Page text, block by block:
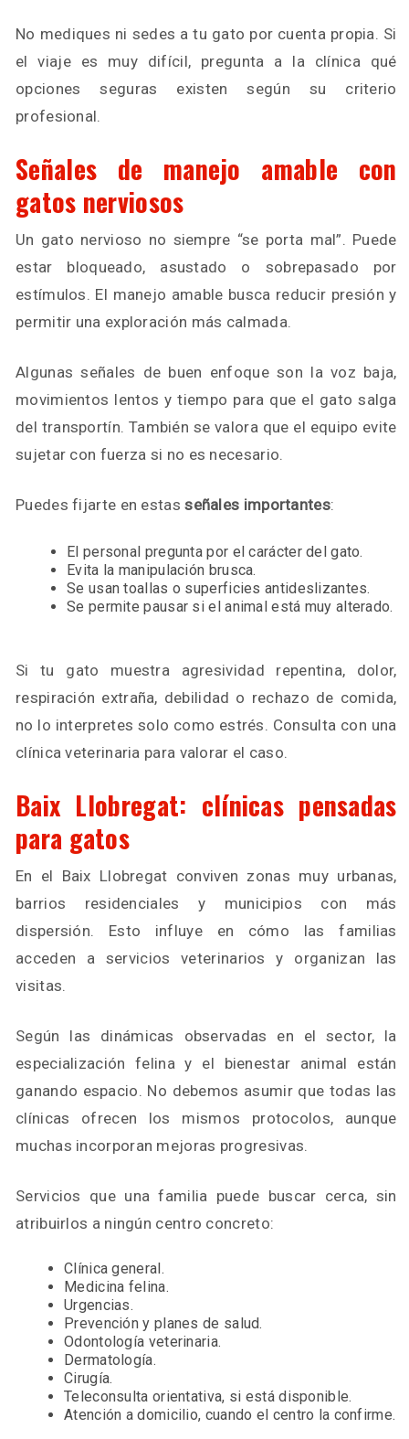
No mediques ni sedes a tu gato por cuenta propia. Si
el viaje es muy difícil, pregunta a la clínica qué
opciones seguras existen según su criterio
profesional.
Señales de manejo amable con
gatos nerviosos
Un gato nervioso no siempre “se porta mal”. Puede
estar bloqueado, asustado o sobrepasado por
estímulos. El manejo amable busca reducir presión y
permitir una exploración más calmada.
Algunas señales de buen enfoque son la voz baja,
movimientos lentos y tiempo para que el gato salga
del transportín. También se valora que el equipo evite
sujetar con fuerza si no es necesario.
Puedes fijarte en estasseñales importantes:
El personal pregunta por el carácter del gato.
Evita la manipulación brusca.
Se usan toallas o superficies antideslizantes.
Se permite pausar si el animal está muy alterado.
Si tu gato muestra agresividad repentina, dolor,
respiración extraña, debilidad o rechazo de comida,
no lo interpretes solo como estrés. Consulta con una
clínica veterinaria para valorar el caso.
Baix Llobregat: clínicas pensadas
para gatos
En el Baix Llobregat conviven zonas muy urbanas,
barrios residenciales y municipios con más
dispersión. Esto influye en cómo las familias
acceden a servicios veterinarios y organizan las
visitas.
Según las dinámicas observadas en el sector, la
especialización felina y el bienestar animal están
ganando espacio. No debemos asumir que todas las
clínicas ofrecen los mismos protocolos, aunque
muchas incorporan mejoras progresivas.
Servicios que una familia puede buscar cerca, sin
atribuirlos a ningún centro concreto:
Clínica general.
Medicina felina.
Urgencias.
Prevención y planes de salud.
Odontología veterinaria.
Dermatología.
Cirugía.
Teleconsulta orientativa, si está disponible.
Atención a domicilio, cuando el centro la confirme.